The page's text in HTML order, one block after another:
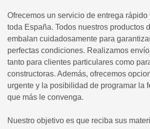
Ofrecemos un servicio de entrega rápido
toda España. Todos nuestros productos
embalan cuidadosamente para
perfectas condiciones. Realizamos
tanto para clientes particulares como
constructoras. Además, ofrecemos
urgente y la posibilidad de programar la
que más le convenga.
Nuestro objetivo es que reciba sus